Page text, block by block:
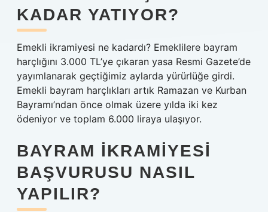
KADAR YATIYOR?
Emekli ikramiyesi ne kadardı? Emeklilere bayram
harçlığını 3.000 TL’ye çıkaran yasa Resmi Gazete’de
yayımlanarak geçtiğimiz aylarda yürürlüğe girdi.
Emekli bayram harçlıkları artık Ramazan ve Kurban
Bayramı’ndan önce olmak üzere yılda iki kez
ödeniyor ve toplam 6.000 liraya ulaşıyor.
BAYRAM IKRAMIYESI
BAŞVURUSU NASIL
YAPILIR?